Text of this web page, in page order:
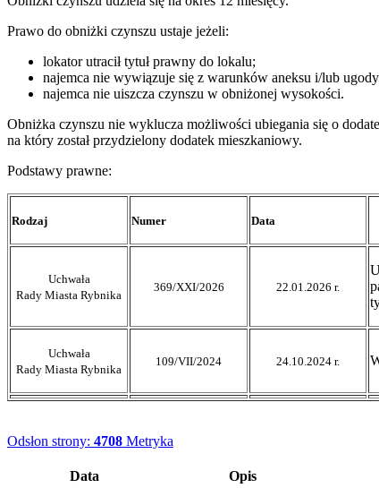
Prawo do obniżki czynszu ustaje jeżeli:
lokator utracił tytuł prawny do lokalu;
najemca nie wywiązuje się z warunków aneksu i/lub ugody
najemca nie uiszcza czynszu w obniżonej wysokości.
Obniżka czynszu nie wyklucza możliwości ubiegania się o
na który został przydzielony dodatek mieszkaniowy.
Podstawy prawne:
Rodzaj Numer Data
Uchwała
Rady Miasta Rybnika
369/XXI/2026 22.01.2026 r.
Uchwała
Rady Miasta Rybnika
109/VII/2024 24.10.2024 r.
Odsłon strony: 4708 Metryka
Data
Opis